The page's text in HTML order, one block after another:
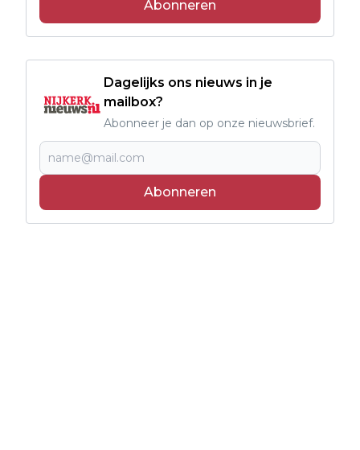
Abonneren
Dagelijks ons nieuws in je
mailbox?
Abonneer je dan op onze nieuwsbrief.
Abonneren